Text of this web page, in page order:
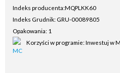
Indeks producenta:MQPLKK60
Indeks Grudnik: GRU-00089805
Opakowania: 1
Korzyści w programie: Inwestuj w